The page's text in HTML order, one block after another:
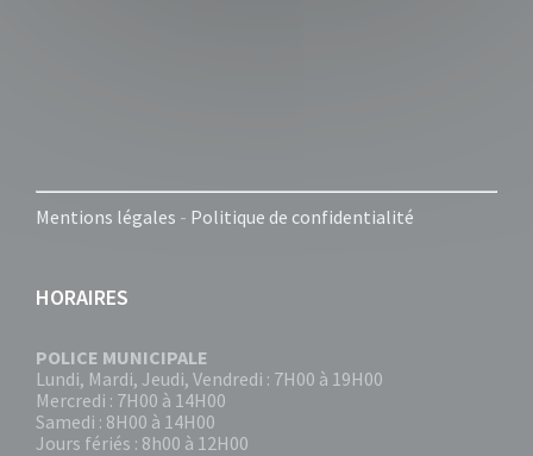
Mentions légales - Politique de confidentialité
HORAIRES
POLICE MUNICIPALE
Lundi, Mardi, Jeudi, Vendredi : 7H00 à 19H00
Mercredi : 7H00 à 14H00
Samedi : 8H00 à 14H00
Jours fériés : 8h00 à 12H00